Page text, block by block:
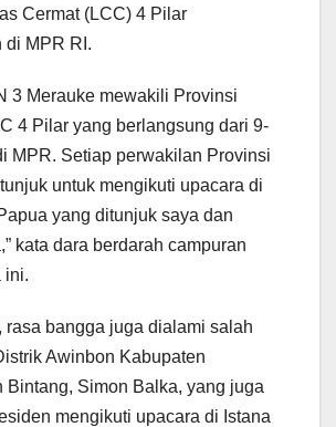
Cermat (LCC) 4 Pilar
di MPR RI.
3 Merauke mewakili Provinsi
4 Pilar yang berlangsung dari 9-
MPR. Setiap perwakilan Provinsi
untuk mengikuti upacara di
yang ditunjuk saya dan
kata dara berdarah campuran
ini.
rasa bangga juga dialami salah
Awinbon Kabupaten
Bintang, Simon Balka, yang juga
mengikuti upacara di Istana